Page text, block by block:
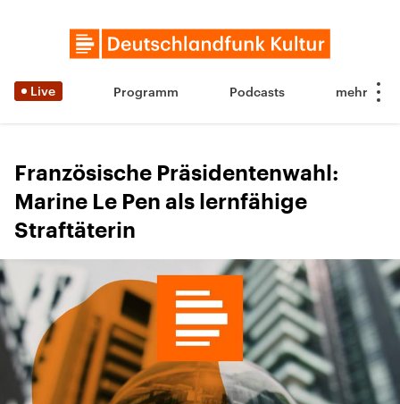
Live Programm Podcasts
Französische Präsidentenwahl:
Marine Le Pen als lernfähige
Straftäterin